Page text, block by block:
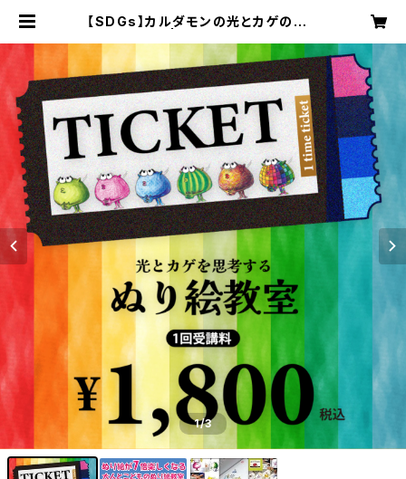
【SDGs】カルダモンの光とカゲのぬり
ズ
1/3